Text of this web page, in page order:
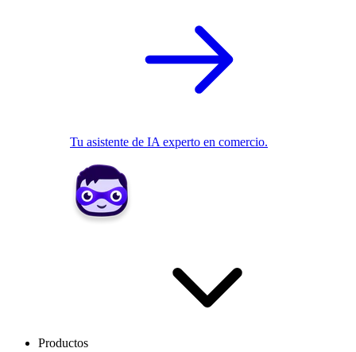
Tu asistente de IA experto en comercio.
Productos